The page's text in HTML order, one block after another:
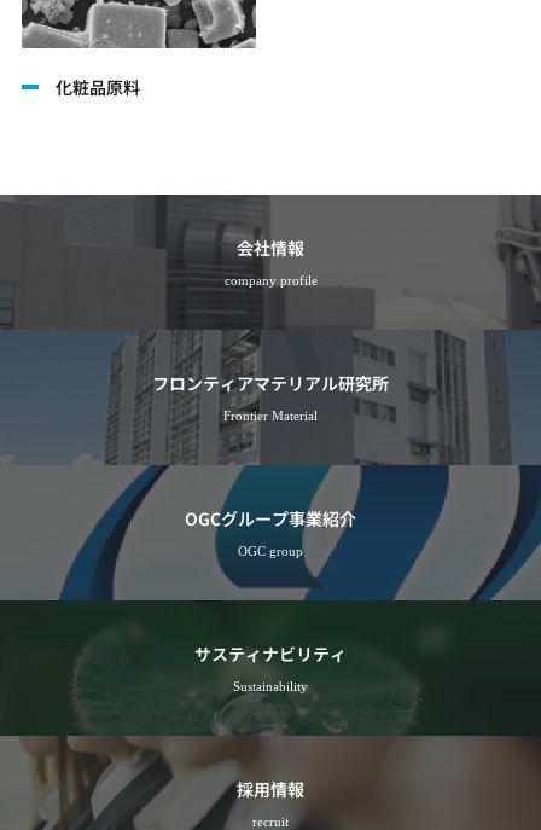
化粧品原料
会社情報
company profile
フロンティアマテリアル研究所
Frontier Material
OGCグループ事業紹介
OGC group
サスティナビリティ
Sustainability
採用情報
recruit